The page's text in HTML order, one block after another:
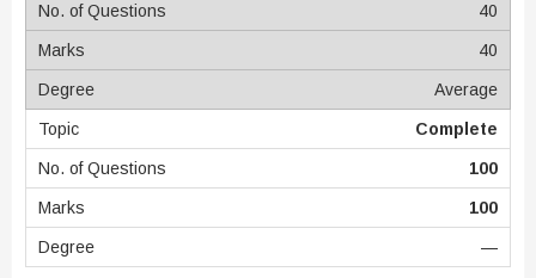
40
40
Average
Complete
100
100
—